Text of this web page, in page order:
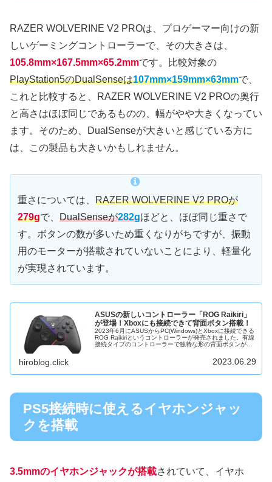
RAZER WOLVERINE V2 PROは、プロゲーマー向けの新
しいゲーミングコントローラーで、その大きさは、
105.8mm×167.5mm×65.2mmです。比較対象の
PlayStation5のDualSenseは107mm×159mm×63mmで、
これと比較すると、RAZER WOLVERINE V2 PROの奥行
と高さはほぼ同じであるものの、幅がやや大きくなってい
ます。そのため、DualSenseが大きいと感じている方に
は、この製品も大きいかもしれません。
重さについては、 RAZER WOLVERINE V2 PROが
279gで、 DualSenseが282gほどと、ほぼ同じ重さで
す。ボタンの数が多いため重くなりがちですが、振動
用のモーターが搭載されていないことにより、軽量化
が実現されています。
ASUSの新しいコントローラー「ROG Raikiri」
が登場！Xboxにも接続できて背面ボタン搭載！
2023年6月にASUSからPC(Windows)とXboxに接続できる
ROG Raikiriというコントローラーが発売されました。有線
接続タイプのコントローラーで独特な形の背面ボタンが搭
hiroblog.click 2023.06.29
PS5接続時に使えるイヤホンジャッ
クを搭載
3.5mmのイヤホンジャックが搭載されていて、イヤホ